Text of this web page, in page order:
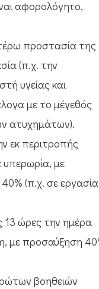
αφορολόγητο,
προστασία της
(π.χ. την
υγείας και
με το μέγεθός
ατυχημάτων).
εκ περιτροπής
υπερωρία, με
(π.χ. σε
13 ώρες την ημέρα
με προσαύξηση
βοηθειών